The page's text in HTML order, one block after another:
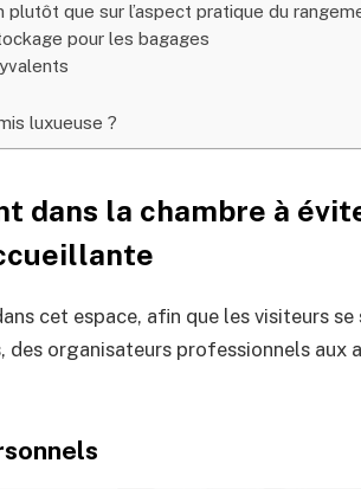
que sur l’aspect pratique du
pour les bagages
luxueuse ?
dans la chambre à
cet espace, afin que les visiteurs se
des organisateurs professionnels aux